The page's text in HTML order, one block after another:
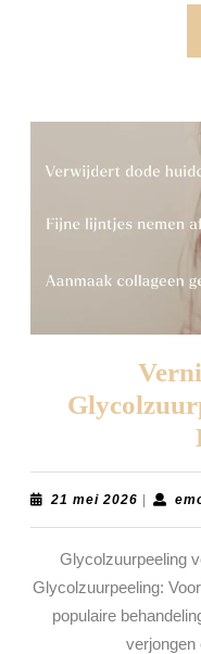
21 mei 2026 21
|
Glycolzuurpeeling
Glycolzuurpeeling:
populaire
verjongen